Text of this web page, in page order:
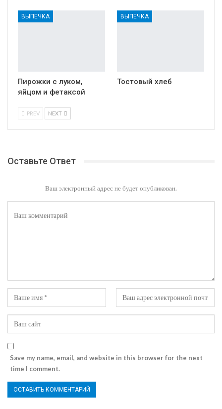
ВЫПЕЧКА
Пирожки с луком,
яйцом и фетаксой
ВЫПЕЧКА
Тостовый хлеб
PREV NEXT
Оставьте Ответ
Ваш электронный адрес не будет опубликован.
Save my name, email, and website in this browser for the next
time I comment.